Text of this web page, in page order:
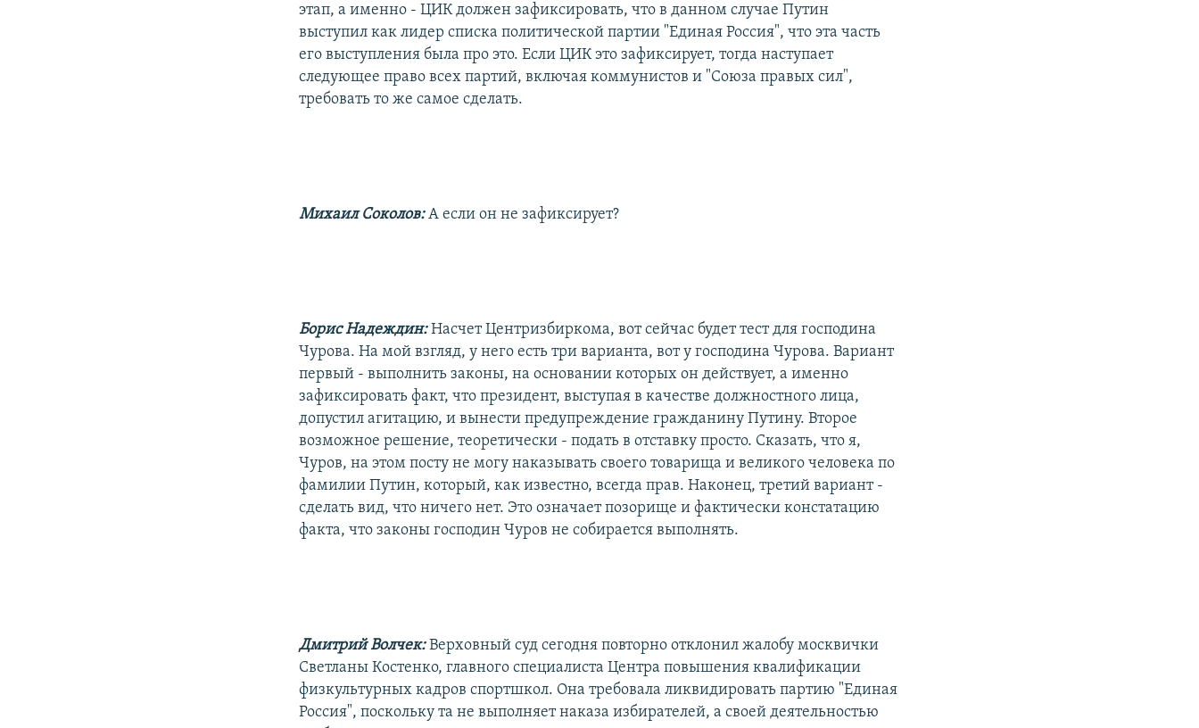
этап, а именно - ЦИК должен зафиксировать, что в данном случае Путин
выступил как лидер списка политической партии "Единая Россия", что эта часть
его выступления была про это. Если ЦИК это зафиксирует, тогда наступает
следующее право всех партий, включая коммунистов и "Союза правых сил",
требовать то же самое сделать.
Михаил Соколов: А если он не зафиксирует?
Борис Надеждин: Насчет Центризбиркома, вот сейчас будет тест для господина
Чурова. На мой взгляд, у него есть три варианта, вот у господина Чурова. Вариант
первый - выполнить законы, на основании которых он действует, а именно
зафиксировать факт, что президент, выступая в качестве должностного лица,
допустил агитацию, и вынести предупреждение гражданину Путину. Второе
возможное решение, теоретически - подать в отставку просто. Сказать, что я,
Чуров, на этом посту не могу наказывать своего товарища и великого человека по
фамилии Путин, который, как известно, всегда прав. Наконец, третий вариант -
сделать вид, что ничего нет. Это означает позорище и фактически констатацию
факта, что законы господин Чуров не собирается выполнять.
Дмитрий Волчек: Верховный суд сегодня повторно отклонил жалобу москвички
Светланы Костенко, главного специалиста Центра повышения квалификации
физкультурных кадров спортшкол. Она требовала ликвидировать партию "Единая
Россия", поскольку та не выполняет наказа избирателей, а своей деятельностью